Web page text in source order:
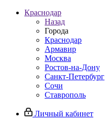
Краснодар
Назад
Города
Краснодар
Армавир
Москва
Ростов-на-Дону
Санкт-Петербург
Сочи
Ставрополь
Личный кабинет